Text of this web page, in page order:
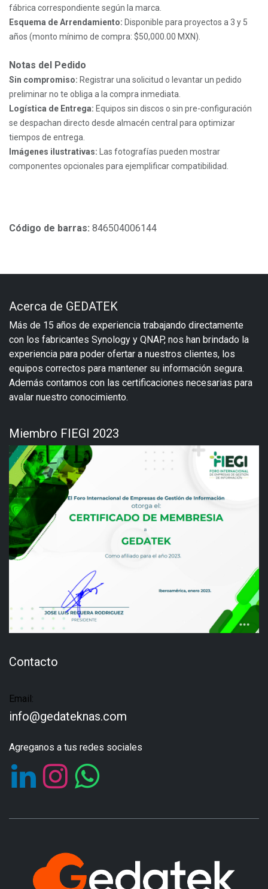
fábrica correspondiente según la marca.
Esquema de Arrendamiento: Disponible para proyectos a 3 y 5
años (monto mínimo de compra: $50,000.00 MXN).
Notas del Pedido
Sin compromiso: Registrar una solicitud o levantar un pedido
preliminar no te obliga a la compra inmediata.
Logística de Entrega: Equipos sin discos o sin pre-configuración
se despachan directo desde almacén central para optimizar
tiempos de entrega.
Imágenes ilustrativas: Las fotografías pueden mostrar
componentes opcionales para ejemplificar compatibilidad.
Código de barras: 846504006144
Acerca de GEDATEK
Más de 15 años de experiencia trabajando directamente
con los fabricantes Synology y QNAP, nos han brindado la
experiencia para poder ofertar a nuestros clientes, los
equipos correctos para mantener su información segura.
Además contamos con las certificaciones necesarias para
avalar nuestro conocimiento.
Miembro FIEGI 2023
Contacto
Email:
info@gedateknas.com
Agreganos a tus redes sociales